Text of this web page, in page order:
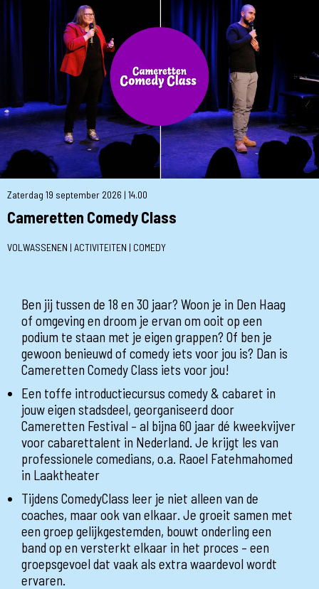
Zaterdag 19 september 2026 | 14.00
Cameretten Comedy Class
VOLWASSENEN | ACTIVITEITEN | COMEDY
Ben jij tussen de 18 en 30 jaar? Woon je in Den Haag
of omgeving en droom je ervan om ooit op een
podium te staan met je eigen grappen? Of ben je
gewoon benieuwd of comedy iets voor jou is? Dan is
Cameretten Comedy Class iets voor jou!
Een toffe introductiecursus comedy & cabaret in
jouw eigen stadsdeel, georganiseerd door
Cameretten Festival – al bijna 60 jaar dé kweekvijver
voor cabarettalent in Nederland. Je krijgt les van
professionele comedians, o.a. Raoel Fatehmahomed
in Laaktheater
Tijdens ComedyClass leer je niet alleen van de
coaches, maar ook van elkaar. Je groeit samen met
een groep gelijkgestemden, bouwt onderling een
band op en versterkt elkaar in het proces – een
groepsgevoel dat vaak als extra waardevol wordt
ervaren.